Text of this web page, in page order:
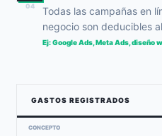
04
Todas las campañas en
negocio son deducibles
Ej: Google Ads, Meta Ads, diseño
GASTOS REGISTRADOS
CONCEPTO